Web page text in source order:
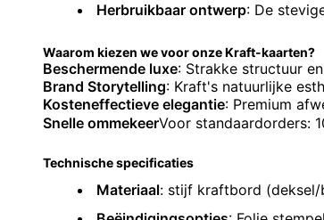
Herbruikbaar ontwerp: De
Waarom kiezen we voor onze Kraft-kaarten?
Beschermende luxe: Strakke structuur
Brand Storytelling: Kraft's natuurlijke
Kosteneffectieve elegantie: Premium
Snelle ommekeerVoor standaardorders:
Technische specificaties
Materiaal: stijf kraftbord